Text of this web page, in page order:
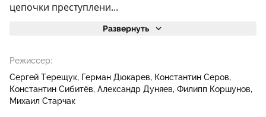
цепочки преступлени...
Развернуть
Режиссер:
Сергей Терещук Герман Дюкарев
Константин Серов
Константин Сибитёв Александр Дуняев Филипп Коршунов
Михаил Старчак